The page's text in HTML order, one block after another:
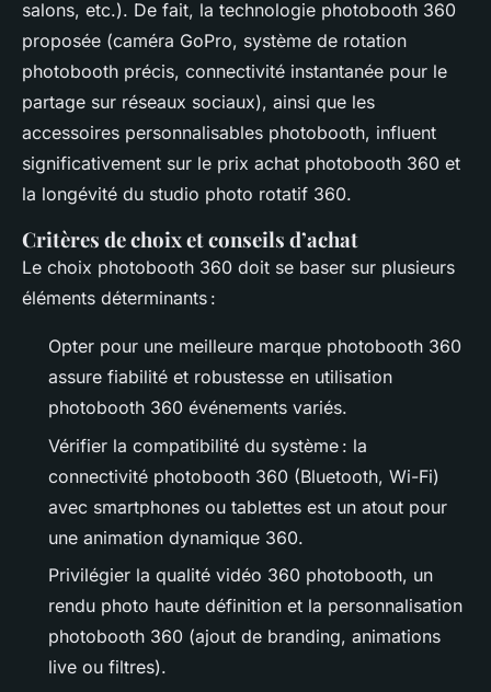
salons, etc.). De fait, la technologie photobooth 360
proposée (caméra GoPro, système de rotation
photobooth précis, connectivité instantanée pour le
partage sur réseaux sociaux), ainsi que les
accessoires personnalisables photobooth, influent
significativement sur le prix achat photobooth 360 et
la longévité du studio photo rotatif 360.
Critères de choix et conseils d’achat
Le choix photobooth 360 doit se baser sur plusieurs
éléments déterminants :
Opter pour une meilleure marque photobooth 360
assure fiabilité et robustesse en utilisation
photobooth 360 événements variés.
Vérifier la compatibilité du système : la
connectivité photobooth 360 (Bluetooth, Wi-Fi)
avec smartphones ou tablettes est un atout pour
une animation dynamique 360.
Privilégier la qualité vidéo 360 photobooth, un
rendu photo haute définition et la personnalisation
photobooth 360 (ajout de branding, animations
live ou filtres).